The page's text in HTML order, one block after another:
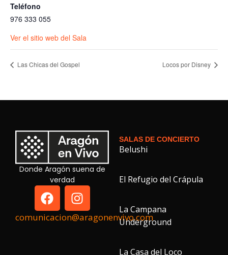
Teléfono
976 333 055
Ver el sitio web del Sala
Las Chicas del Gospel Locos por Disney
Donde Aragón suena de
verdad
comunicacion@aragonenvivo.com
SALAS DE CONCIERTO
Belushi
El Refugio del Crápula
La Campana
Underground
La Casa del Loco